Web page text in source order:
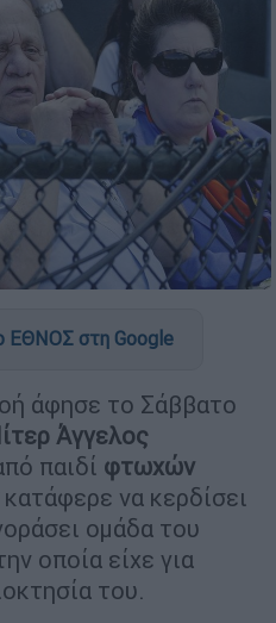
ΕΘΝΟΣ στη Google
άφησε το Σάββατο
Άγγελος
παιδί φτωχών
κατάφερε να κερδίσει
ομάδα του
οποία είχε για
του.